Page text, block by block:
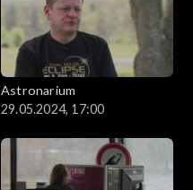
Astronarium
29.05.2024, 17:00